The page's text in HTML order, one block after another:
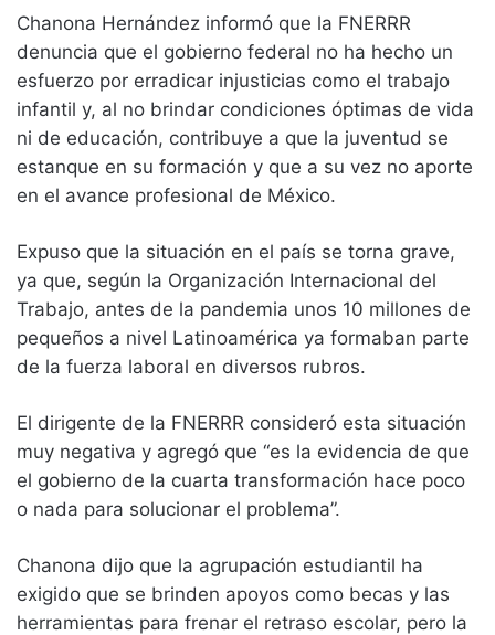
Chanona Hernández informó que la FNERRR
denuncia que el gobierno federal no ha hecho un
esfuerzo por erradicar injusticias como el trabajo
infantil y, al no brindar condiciones óptimas de vida
ni de educación, contribuye a que la juventud se
estanque en su formación y que a su vez no aporte
en el avance profesional de México.
Expuso que la situación en el país se torna grave,
ya que, según la Organización Internacional del
Trabajo, antes de la pandemia unos 10 millones de
pequeños a nivel Latinoamérica ya formaban parte
de la fuerza laboral en diversos rubros.
El dirigente de la FNERRR consideró esta situación
muy negativa y agregó que “es la evidencia de que
el gobierno de la cuarta transformación hace poco
o nada para solucionar el problema”.
Chanona dijo que la agrupación estudiantil ha
exigido que se brinden apoyos como becas y las
herramientas para frenar el retraso escolar, pero la